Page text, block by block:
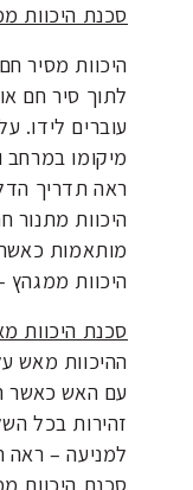
סכנת היכוות
היכוות מסיר
לתוך סיר חם
עוברים לידו.
מיקומו
ראה תדריך
היכוות
מותאמות
היכוות ממגהץ
סכנת היכוות
ההיכוות מאש
עם האש כאשר
זהירות בכל
למניעה – ראה